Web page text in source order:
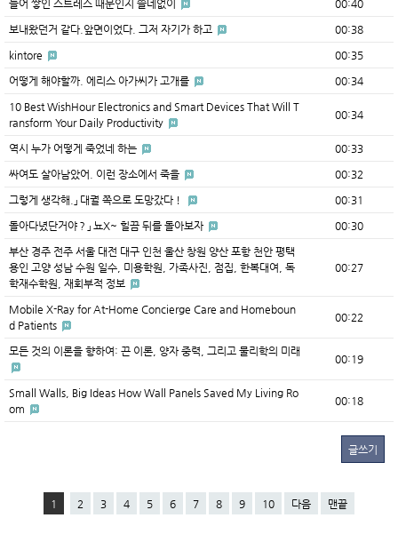
들어 쌓인 스트레스 때문인지 쓸데없이 00:40
보내왔던거 같다.앞면이었다. 그저 자기가 하고 00:38
kintore 00:35
어떻게 해야할까. 에리스 아가씨가 고개를 00:34
10 Best WishHour Electronics and Smart Devices That Will T
ransform Your Daily Productivity
00:34
역시 누가 어떻게 죽었네 하는 00:33
싸여도 살아남았어. 이런 장소에서 죽을 00:32
그렇게 생각해.」 대궐 쪽으로 도망갔다！ 00:31
돌아다녔단거야？」 뇨X~ 힐끔 뒤를 돌아보자 00:30
부산 경주 전주 서울 대전 대구 인천 울산 창원 양산 포항 천안 평택
용인 고양 성남 수원 일수, 미용학원, 가족사진, 점집, 한복대여, 독
학재수학원, 재회부적 정보
00:27
Mobile X-Ray for At-Home Concierge Care and Homeboun
d Patients
00:22
모든 것의 이론을 향하여: 끈 이론, 양자 중력, 그리고 물리학의 미래
00:19
Small Walls, Big Ideas How Wall Panels Saved My Living Ro
om
00:18
글쓰기
1 2 3 4 5 6 7 8 9 10 다음 맨끝